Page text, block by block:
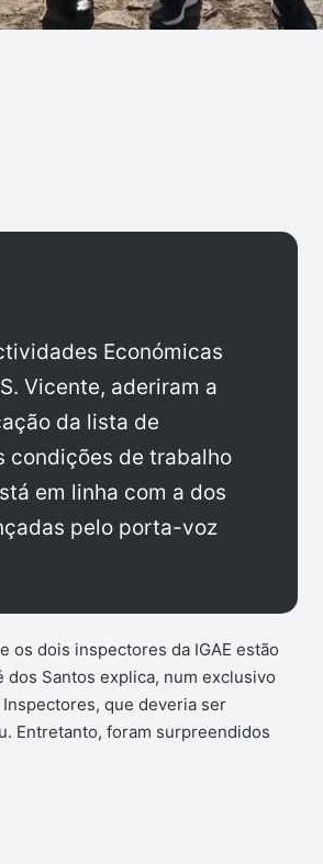
Económicas
Vicente, aderiram a
da lista de
condições de trabalho
em linha com a dos
pelo porta-voz
os dois inspectores da IGAE estão
Santos explica, num exclusivo
que deveria ser
Entretanto, foram surpreendidos